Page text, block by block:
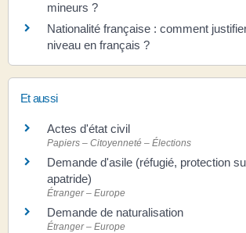
mineurs ?
Nationalité française : comment
niveau en français ?
Et aussi
Actes d'état civil
Papiers – Citoyenneté – Élections
Demande d'asile (réfugié, protection
apatride)
Étranger – Europe
Demande de naturalisation
Étranger – Europe